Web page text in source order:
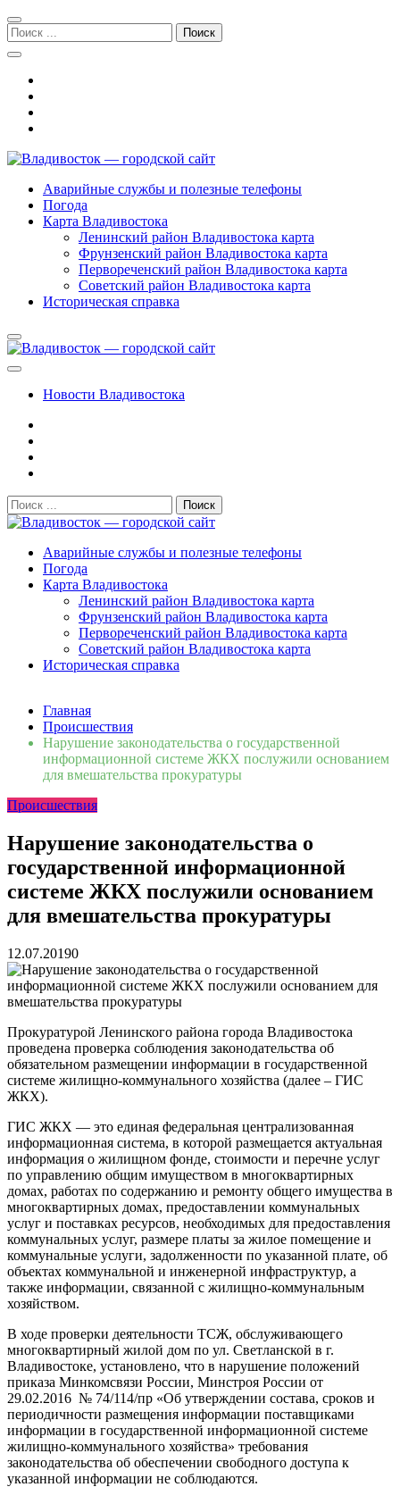
Перейти
к
навигации
Перейти
к
содержимому
Поиск:
Владивосток — городской сайт
Аварийные службы и полезные телефоны
Погода
Карта Владивостока
Ленинский район Владивостока карта
Фрунзенский район Владивостока карта
Первореченский район Владивостока карта
Советский район Владивостока карта
Историческая справка
Новости Владивостока
Поиск:
Владивосток — городской сайт
Аварийные службы и полезные телефоны
Погода
Карта Владивостока
Ленинский район Владивостока карта
Фрунзенский район Владивостока карта
Первореченский район Владивостока карта
Советский район Владивостока карта
Историческая справка
Сломалась бытовая техника во Владивостоке: как
быстро вернуть комфорт в дом и из...06.08.2026
Мобильная реклама на общественном транспорте: как
раскрутить бренд во Владивосто...
реку Объяснения и обяжут их у...
во Владивостоке прошла мас...07.07.2026
Вельгодский Олег Николаевич15.03.2026
Бочин Сергей Витальевич15.03.2026
Ходнева Василиса Валентиновна15.03.2026
Глушко Вячеслав Викторович15.03.2026
Аксенов Александр Валентинович15.03.2026
Главная
Происшествия
Нарушение законодательства о государственной
информационной системе ЖКХ послужили основанием
для вмешательства прокуратуры
Происшествия
Нарушение законодательства о
государственной информационной
системе ЖКХ послужили основанием
для вмешательства прокуратуры
12.07.20190
Прокуратурой Ленинского района города Владивостока
проведена проверка соблюдения законодательства об
обязательном размещении информации в государственной
системе жилищно-коммунального хозяйства (далее – ГИС
ЖКХ).
ГИС ЖКХ — это единая федеральная централизованная
информационная система, в которой размещается актуальная
информация о жилищном фонде, стоимости и перечне услуг
по управлению общим имуществом в многоквартирных
домах, работах по содержанию и ремонту общего имущества в
многоквартирных домах, предоставлении коммунальных
услуг и поставках ресурсов, необходимых для предоставления
коммунальных услуг, размере платы за жилое помещение и
коммунальные услуги, задолженности по указанной плате, об
объектах коммунальной и инженерной инфраструктур, а
также информации, связанной с жилищно-коммунальным
хозяйством.
В ходе проверки деятельности ТСЖ, обслуживающего
многоквартирный жилой дом по ул. Светланской в г.
Владивостоке, установлено, что в нарушение положений
приказа Минкомсвязи России, Минстроя России от
29.02.2016 № 74/114/пр «Об утверждении состава, сроков и
периодичности размещения информации поставщиками
информации в государственной информационной системе
жилищно-коммунального хозяйства» требования
законодательства об обеспечении свободного доступа к
указанной информации не соблюдаются.